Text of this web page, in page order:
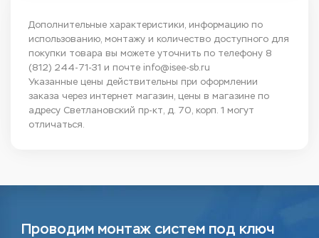
Дополнительные характеристики, информацию по
использованию, монтажу и количество доступного для
покупки товара вы можете уточнить по телефону 8
(812) 244-71-31 и почте info@isee-sb.ru
Указанные цены действительны при оформлении
заказа через интернет магазин, цены в магазине по
адресу Светлановский пр-кт, д. 70, корп. 1 могут
отличаться.
Проводим монтаж систем под ключ